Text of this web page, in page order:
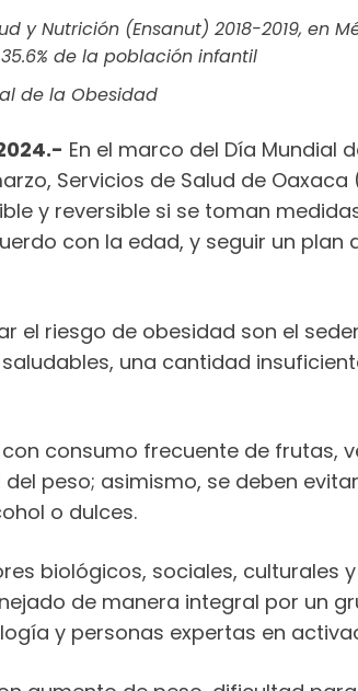
y Nutrición (Ensanut) 2018-2019, en
de la población infantil
de la Obesidad
En el marco del Día Mundial
Servicios de Salud de Oaxaca
y reversible si se toman
con la edad, y seguir un plan
el riesgo de obesidad son el
una cantidad
consumo frecuente de frutas,
peso; asimismo, se deben
o dulces.
biológicos, sociales, culturales y
de manera integral por un
y personas expertas en